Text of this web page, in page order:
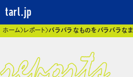
tarl.jp
現在位置
ホーム レポート バラバラなものをバラバラな